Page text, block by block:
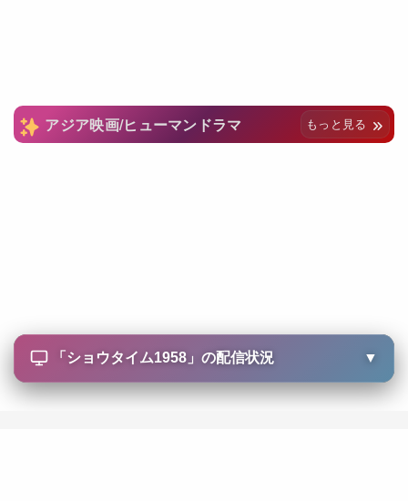
アジア映画/ヒューマンドラマ もっと見る
「 ショウタイム1958」の配信状況 ▼